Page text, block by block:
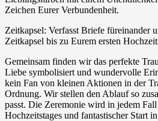
Zeichen Eurer Verbundenheit.
Zeitkapsel: Verfasst Briefe füreinander
Zeitkapsel bis zu Eurem ersten
Gemeinsam finden wir das perfekte
Liebe symbolisiert und wundervolle
kein Fan von kleinen Aktionen in der
Ordnung. Wir stellen den Ablauf so
passt. Die Zeremonie wird in jedem
Hochzeitstages und fantastischer Start